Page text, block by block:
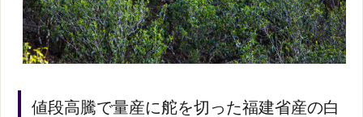
値段高騰で量産に舵を切った福建省産の白